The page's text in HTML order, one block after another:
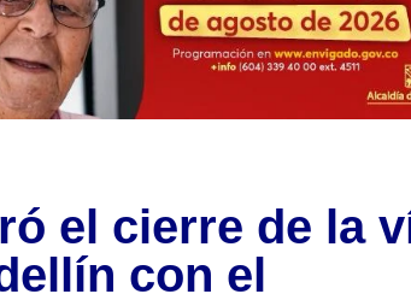
el cierre de la
con el